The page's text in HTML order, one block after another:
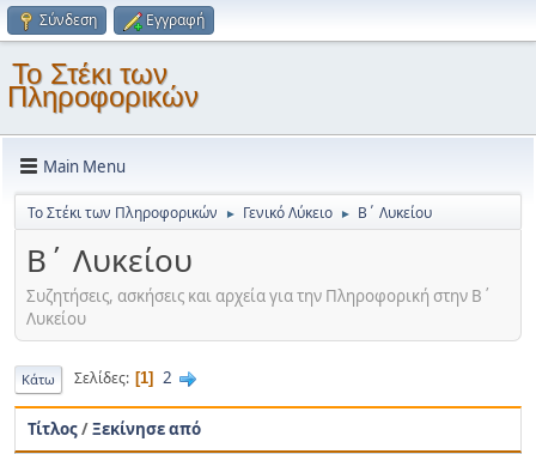
Σύνδεση Εγγραφή
Το Στέκι των
Πληροφορικών
Main Menu
Το Στέκι των Πληροφορικών ► Γενικό Λύκειο ► Β΄ Λυκείου
Β΄ Λυκείου
Συζητήσεις, ασκήσεις και αρχεία για την Πληροφορική στην Β΄
Λυκείου
Κάτω Σελίδες 1 2
Τίτλος/Ξεκίνησε από